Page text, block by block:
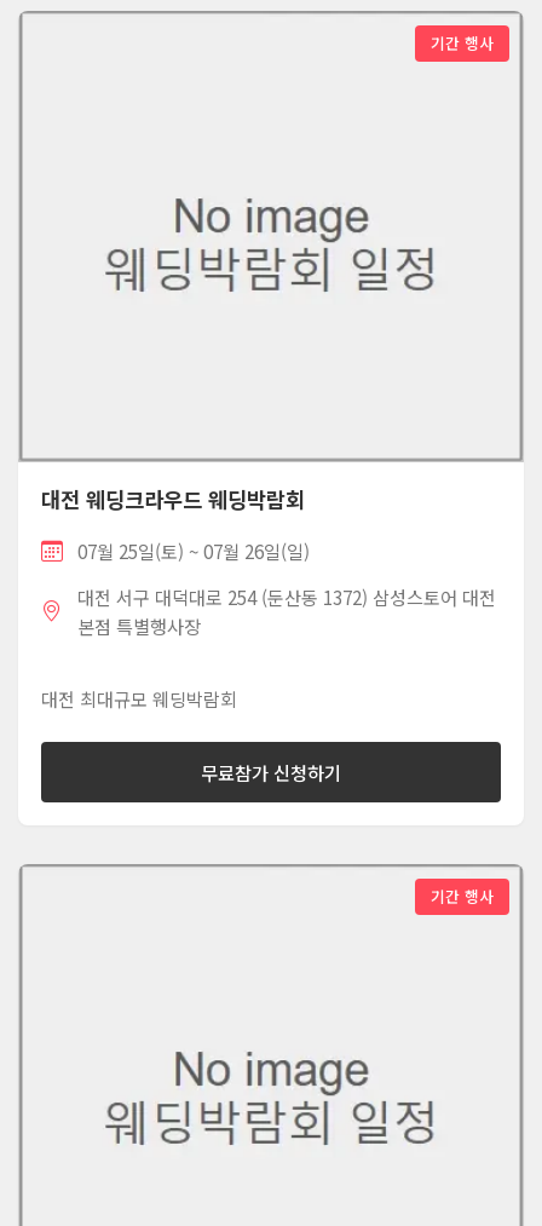
기간 행사
대전 웨딩크라우드 웨딩박람회
07월 25일(토) ~ 07월 26일(일)
대전 서구 대덕대로 254 (둔산동 1372) 삼성스토어 대전
본점 특별행사장
대전 최대규모 웨딩박람회
무료참가 신청하기
기간 행사